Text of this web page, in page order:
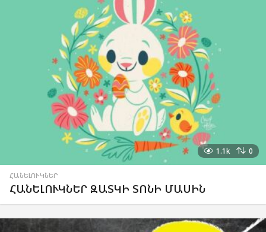
1.1k 0
ՀԱՆԵԼՈՒԿՆԵՐ
ՀԱՆԵԼՈՒԿՆԵՐ ԶԱՏԿԻ ՏՈՆԻ ՄԱՍԻՆ